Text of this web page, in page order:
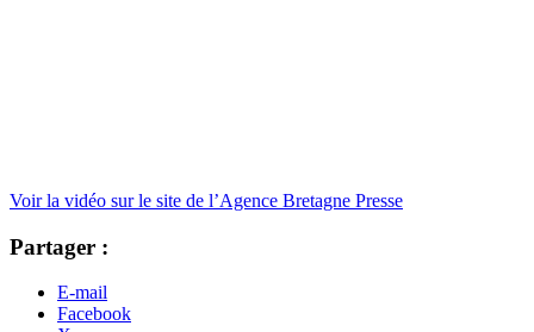
Voir la vidéo sur le site de l’Agence Bretagne Presse
Partager :
E-mail
Facebook